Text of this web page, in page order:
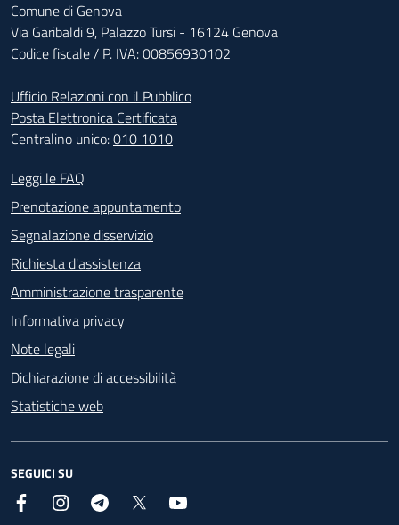
Comune di Genova
Via Garibaldi 9, Palazzo Tursi - 16124 Genova
Codice fiscale / P. IVA: 00856930102
Ufficio Relazioni con il Pubblico
Posta Elettronica Certificata
Centralino unico:010 1010
Footer - Contatti
Leggi le FAQ
Prenotazione appuntamento
Segnalazione disservizio
Richiesta d'assistenza
Amministrazione trasparente
Informativa privacy
Note legali
Dichiarazione di accessibilità
Statistiche web
SEGUICI SU
Facebook InstagramTelegram